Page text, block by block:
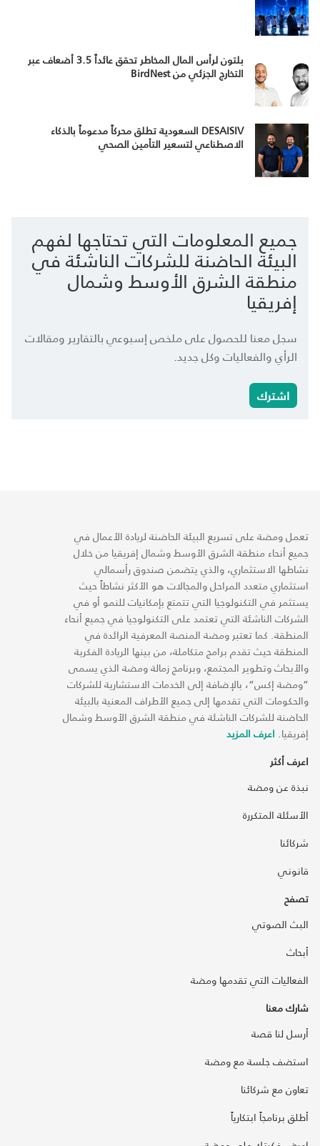
بلتون لرأس المال المخاطر تحقق عائداً 3.5 أضعاف عبر
التخارج الجزئي من BirdNest
DESAISIV السعودية تطلق محركاً مدعوماً بالذكاء
الاصطناعي لتسعير التأمين الصحي
جميع المعلومات التي تحتاجها لفهم
البيئة الحاضنة للشركات الناشئة في
منطقة الشرق الأوسط وشمال
إفريقيا
سجل معنا للحصول على ملخص إسبوعي بالتقارير ومقالات
الرأي والفعاليات وكل جديد.
اشترك
تعمل ومضة على تسريع البيئة الحاضنة لريادة الأعمال في
جميع أنحاء منطقة الشرق الأوسط وشمال إفريقيا من خلال
نشاطها الاستثماري، والذي يتضمن صندوق رأسمالي
استثماري متعدد المراحل والمجالات هو الأكثر نشاطاً حيث
يستثمر في التكنولوجيا التي تتمتع بإمكانيات للنمو أو في
الشركات الناشئة التي تعتمد على التكنولوجيا في جميع أنحاء
المنطقة. كما تعتبر ومضة المنصة المعرفية الرائدة في
المنطقة حيث تقدم برامج متكاملة، من بينها الريادة الفكرية
والأبحاث وتطوير المجتمع، وبرنامج زمالة ومضة الذي يسمى
“ومضة إكس“، بالإضافة إلى الخدمات الاستشارية للشركات
والحكومات التي تقدمها إلى جميع الأطراف المعنية بالبيئة
الحاضنة للشركات الناشئة في منطقة الشرق الأوسط وشمال
إفريقيا. اعرف المزيد
اعرف أكثر
نبذة عن ومضة
الأسئلة المتكررة
شركائنا
قانوني
تصفح
البث الصوتي
أبحاث
الفعاليات التي تقدمها ومضة
شارك معنا
أرسل لنا قصة
استضف جلسة مع ومضة
تعاون مع شركائنا
أطلق برنامجاً ابتكارياً